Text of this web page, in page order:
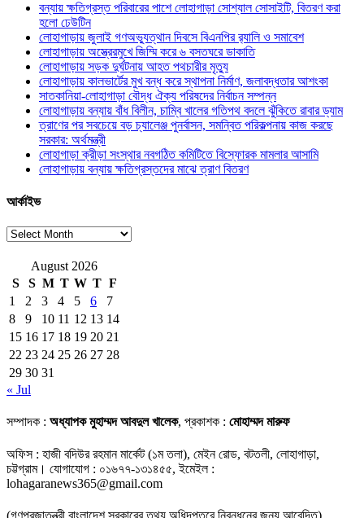
বন্যায় ক্ষতিগ্রস্ত পরিবারের পাশে লোহাগাড়া সোশ্যাল সোসাইটি, বিতরণ করা
হলো ঢেউটিন
লোহাগাড়ায় জুলাই গণঅভ্যুত্থান দিবসে বিএনপির র‌্যালি ও সমাবেশ
লোহাগাড়ায় অস্ত্রেরমুখে জিম্মি করে ৬ বসতঘরে ডাকাতি
লোহাগাড়ায় সড়ক দুর্ঘটনায় আহত পথচারীর মৃত্যু
লোহাগাড়ায় কালভার্টের মুখ বন্ধ করে স্থাপনা নির্মাণ, জলাবদ্ধতার আশংকা
সাতকানিয়া-লোহাগাড়া বৌদ্ধ ঐক্য পরিষদের নির্বাচন সম্পন্ন
লোহাগাড়ায় বন্যায় বাঁধ বিলীন, চাম্বি খালের গতিপথ বদলে ঝুঁকিতে রাবার ড্যাম
ত্রাণের পর সবচেয়ে বড় চ্যালেঞ্জ পুনর্বাসন, সমন্বিত পরিকল্পনায় কাজ করছে
সরকার: অর্থমন্ত্রী
লোহাগাড়া ক্রীড়া সংস্থার নবগঠিত কমিটিতে বিস্ফোরক মামলার আসামি
লোহাগাড়ায় বন্যায় ক্ষতিগ্রস্তদের মাঝে ত্রাণ বিতরণ
আর্কাইভ
আর্কাইভ
August 2026
S
S M T W T F
1
2 3 4 5 6
7
8
9 10 11 12 13 14
15 16 17 18 19 20 21
22 23 24 25 26 27 28
29 30 31
« Jul
সম্পাদক : অধ্যাপক মুহাম্মদ আবদুল খালেক, প্রকাশক : মোহাম্মদ মারুফ
অফিস : হাজী বদিউর রহমান মার্কেট (১ম তলা), মেইন রোড, বটতলী, লোহাগাড়া,
চট্টগ্রাম। যোগাযোগ : ০১৬৭৭-১৩১৪৫৫, ইমেইল :
lohagaranews365@gmail.com
(গণপ্রজাতন্ত্রী বাংলাদেশ সরকারের তথ্য অধিদপ্তরে নিবন্ধনের জন্য আবেদিত)